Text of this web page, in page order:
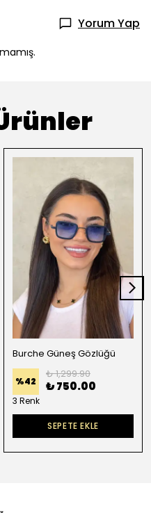
Yorum Yap
Burche Güneş Gözlüğü
%42
₺ 1,299.90
₺ 750.00
3 Renk
SEPETE EKLE